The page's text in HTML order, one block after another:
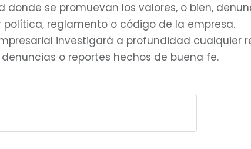
donde se promuevan los valores, o bien,
reglamento o código de la empresa.
investigará a profundidad cualquier
o reportes hechos de buena fe.